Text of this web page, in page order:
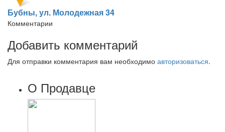
Бубны, ул. Молодежная 34
Комментарии
Добавить комментарий
Для отправки комментария вам необходимо авторизоваться.
О Продавце